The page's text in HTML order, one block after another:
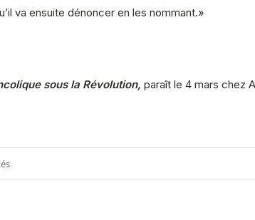
va ensuite dénoncer en les nommant.»
sous la Révolution, paraît le 4 mars chez